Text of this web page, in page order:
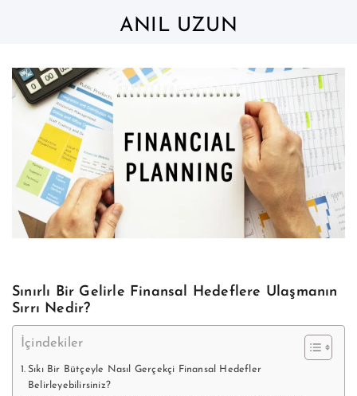
ANIL UZUN
Sınırlı Bir Gelirle Finansal Hedeflere Ulaşmanın
Sırrı Nedir?
İçindekiler
Sıkı Bir Bütçeyle Nasıl Gerçekçi Finansal Hedefler
Belirleyebilirsiniz?